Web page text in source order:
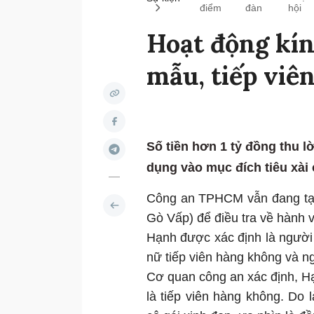
điểm
đàn
hội
Hoạt động
mẫu, tiếp
Số tiền hơn 1 tỷ đồng thu
dụng vào mục đích tiêu xài
Công an TPHCM vẫn đang
Gò Vấp) để điều tra về hành
Hạnh được xác định là
nữ tiếp viên hàng không và
Cơ quan công an xác định,
là tiếp viên hàng không. Do